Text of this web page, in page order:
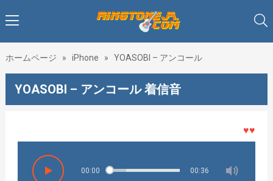
ホームページ » iPhone » YOASOBI – アンコール
YOASOBI – アンコール 着信音
♥♥♥着
00:00 00:36